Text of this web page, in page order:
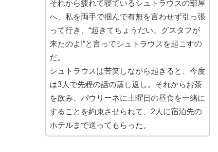
それから疲れて寝ているシュトラウスの部屋
へ、私を両手で掴んで有無を言わせず引っ張
って行き、“起きてちょうだい、グスタフが
来たのよ!”と言ってシュトラウスを起こすの
だ。
シュトラウスは苦笑しながら起きると、今度
は3人で先程の話の蒸し返し。それからお茶
を飲み、パウリーネに土曜日の昼食を一緒に
することを約束させられて、2人に宿泊先の
ホテルまで送ってもらった。